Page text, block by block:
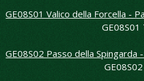
GE08S01 Valico della Forcella -
GE08S01
GE08S02 Passo della Spingarda
GE08S02